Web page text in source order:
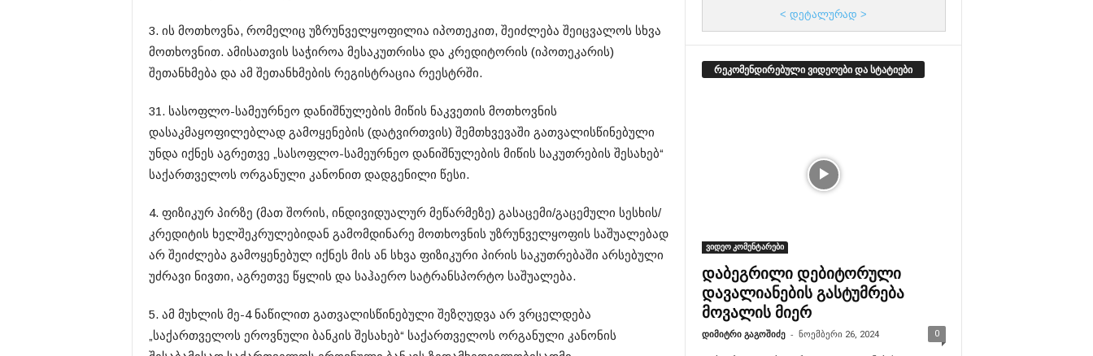
3. ის მოთხოვნა, რომელიც უზრუნველყოფილია იპოთეკით, შეიძლება შეიცვალოს სხვა
მოთხოვნით. ამისათვის საჭიროა მესაკუთრისა და კრედიტორის (იპოთეკარის)
შეთანხმება და ამ შეთანხმების რეგისტრაცია რეესტრში.
3​1. სასოფლო-სამეურნეო დანიშნულების მიწის ნაკვეთის მოთხოვნის
დასაკმაყოფილებლად გამოყენების (დატვირთვის) შემთხვევაში გათვალისწინებული
უნდა იქნეს აგრეთვე „სასოფლო-სამეურნეო დანიშნულების მიწის საკუთრების შესახებ“
საქართველოს ორგანული კანონით დადგენილი წესი.
4. ფიზიკურ პირზე (მათ შორის, ინდივიდუალურ მეწარმეზე) გასაცემი/გაცემული სესხის/
კრედიტის ხელშეკრულებიდან გამომდინარე მოთხოვნის უზრუნველყოფის საშუალებად
არ შეიძლება გამოყენებულ იქნეს მის ან სხვა ფიზიკური პირის საკუთრებაში არსებული
უძრავი ნივთი, აგრეთვე წყლის და საჰაერო სატრანსპორტო საშუალება.
5. ამ მუხლის მე-4 ნაწილით გათვალისწინებული შეზღუდვა არ ვრცელდება
„საქართველოს ეროვნული ბანკის შესახებ“ საქართველოს ორგანული კანონის
< დეტალურად >
რეკომენდირებული ვიდეოები და სტატიები
ვიდეო კომენტარები
დაბეგრილი დებიტორული
დავალიანების გასტუმრება
მოვალის მიერ
დიმიტრი გაგოშიძე - ნოემბერი 26, 2024 0